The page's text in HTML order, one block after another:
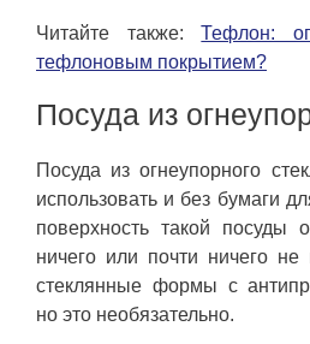
Читайте также:Тефлон:
тефлоновым покрытием?
Посуда из
Посуда из огнеупорного
использовать и без бумаги
поверхность такой посуды
ничего или почти ничего
стеклянные формы с
но это необязательно.